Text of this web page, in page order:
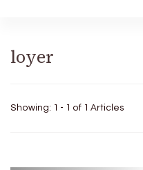
loyer
Showing: 1 - 1 of 1 Articles